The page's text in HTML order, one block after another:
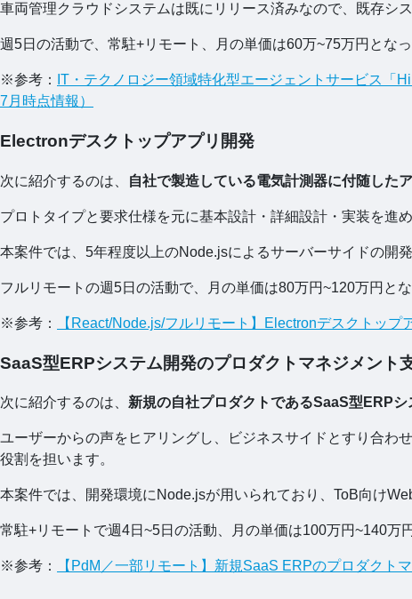
車両管理クラウドシステムは既にリリース済みなので、既存シ
週5日の活動で、常駐+リモート、月の単価は60万~75万円となっ
※参考：
IT・テクノロジー領域特化型エージェントサービス「
7月時点情報）
Electronデスクトップアプリ開発
次に紹介するのは、 自社で製造している電気計測器に付随した
プロトタイプと要求仕様を元に基本設計・詳細設計・実装を進
本案件では、5年程度以上のNode.jsによるサーバーサイドの開
フルリモートの週5日の活動で、月の単価は80万円~120万円とな
※参考： 【React/Node.js/フルリモート】Electronデスクトップ
SaaS型ERPシステム開発のプロダクトマネジメント
次に紹介するのは、 新規の自社プロダクトであるSaaS型ERP
ユーザーからの声をヒアリングし、ビジネスサイドとすり合わ
役割を担います。
本案件では、開発環境にNode.jsが用いられており、ToB向け
常駐+リモートで週4日~5日の活動、月の単価は100万円~140万
※参考： 【PdM／一部リモート】新規SaaS ERPのプロダクト